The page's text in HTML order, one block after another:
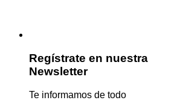
Regístrate en nuestra
Newsletter
Te informamos de todo